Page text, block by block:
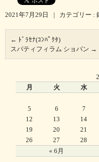
2021年7月29日 | カテゴリー :
← ﾄﾞﾗｾﾅ(ｺﾝﾊﾟｸﾀ)
スパティフィラム ショパン →
月
火 水
« 6月
5
6 7
12
13 14
19
20 21
26
27 28